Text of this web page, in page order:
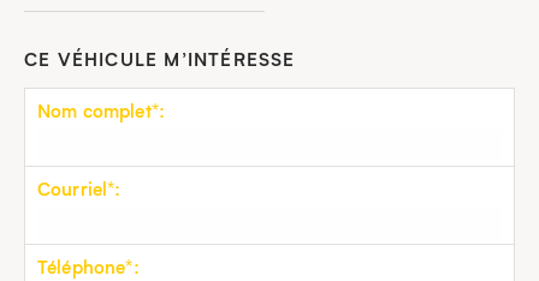
CE VÉHICULE M’INTÉRESSE
Nom complet*:
Courriel*:
Téléphone*: